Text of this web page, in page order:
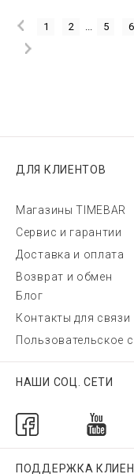
1 2 ... 5 6
ДЛЯ КЛИЕНТОВ
Магазины TIMEBAR
Сервис и гарантии
Доставка и оплата
Возврат и обмен
Блог
Контакты для связи
Пользовательское
НАШИ СОЦ. СЕТИ
ПОДДЕРЖКА